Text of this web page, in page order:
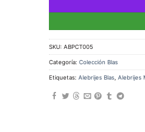
SKU: ABPCT005
Categoría: Colección Blas
Etiquetas: Alebrijes Blas, Alebrijes